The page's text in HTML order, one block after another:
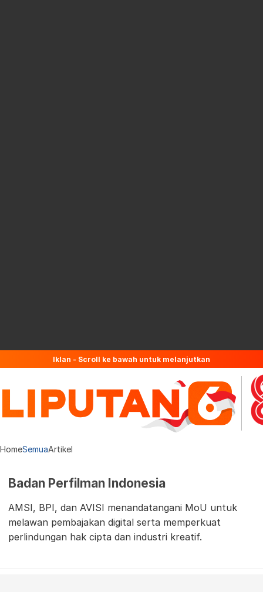
Iklan - Scroll ke bawah untuk melanjutkan
HomeSemuaArtikel
Badan Perfilman Indonesia
AMSI, BPI, dan AVISI menandatangani MoU untuk
melawan pembajakan digital serta memperkuat
perlindungan hak cipta dan industri kreatif.